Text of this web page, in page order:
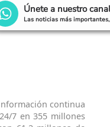
Únete a nuestro
Las noticias más
continua
7 en 355 millones